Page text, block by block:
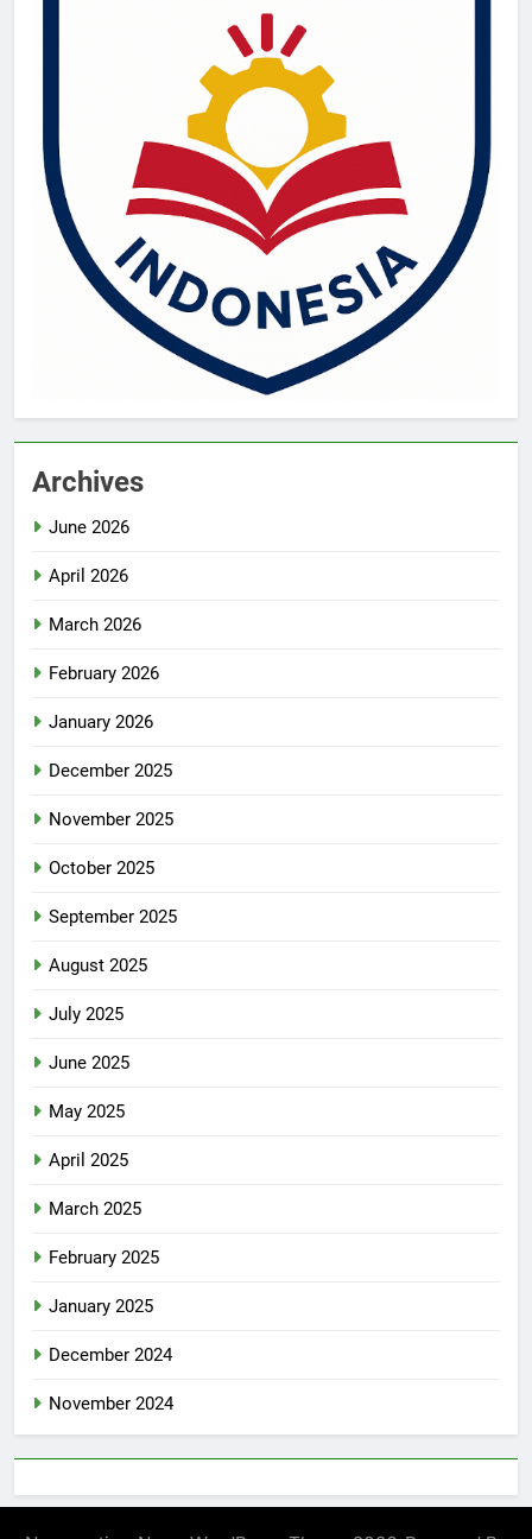
Archives
June 2026
April 2026
March 2026
February 2026
January 2026
December 2025
November 2025
October 2025
September 2025
August 2025
July 2025
June 2025
May 2025
April 2025
March 2025
February 2025
January 2025
December 2024
November 2024